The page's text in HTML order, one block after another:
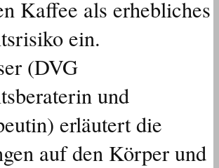
Kaffee als erhebliches
ein.
(DVG
und
erläutert die
auf den Körper und